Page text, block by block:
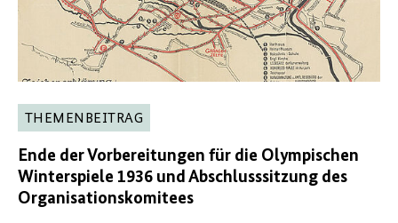
THEMENBEITRAG
Ende der Vorbereitungen für die Olympischen
Winterspiele 1936 und Abschlusssitzung des
Organisationskomitees